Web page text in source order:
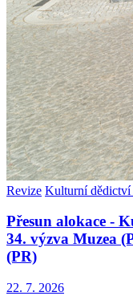
Revize Kulturní dědictví
Přesun alokace -
34. výzva Muzea
(PR)
22. 7. 2026